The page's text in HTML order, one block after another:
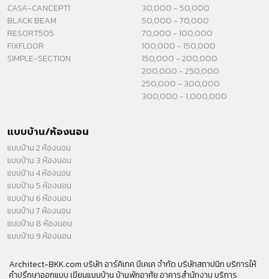
CASA-CANCEPT1
BLACK BEAM
RESORT505
FIXFLOOR
SIMPLE-SECTION
30,000 - 50,000
50,000 - 70,000
70,000 - 100,000
100,000 - 150,000
150,000 - 200,000
200,000 - 250,000
250,000 - 300,000
300,000 - 1,000,000
แบบบ้าน/ห้องนอน
แบบบ้าน 2 ห้องนอน
แบบบ้าน 3 ห้องนอน
แบบบ้าน 4 ห้องนอน
แบบบ้าน 5 ห้องนอน
แบบบ้าน 6 ห้องนอน
แบบบ้าน 7 ห้องนอน
แบบบ้าน 8 ห้องนอน
แบบบ้าน 9 ห้องนอน
Architect-BKK.com บริษัท อาร์คิเทค บีเคเค จำกัด บริษัทสถาปนิก บริการให้
คำปรึกษาออกแบบ เขียนแบบบ้าน บ้านพักอาศัย อาคารสำนักงาน บริการ